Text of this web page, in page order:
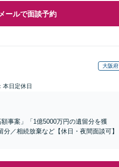
メールで面談予約
大阪府
本日定休日
事案」「1億5000万円の遺留分を獲
／相続放棄など【休日・夜間面談可】